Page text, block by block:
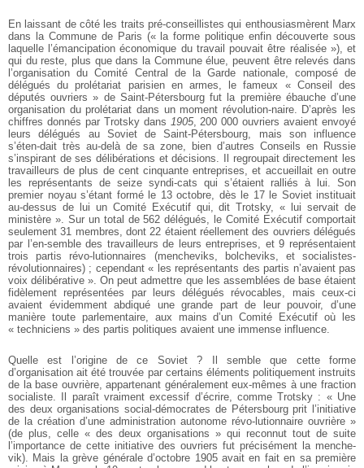
En laissant de côté les traits pré-conseillistes qui enthousiasmèrent Marx
dans la Commune de Paris (« la forme politique enfin découverte sous
laquelle l’émancipation économique du travail pouvait être réalisée »), et
qui du reste, plus que dans la Commune élue, peuvent être relevés dans
l’organisation du Comité Central de la Garde nationale, composé de
délégués du prolétariat parisien en armes, le fameux « Conseil des
députés ouvriers » de Saint-Pétersbourg fut la première ébauche d’une
organisation du prolétariat dans un moment révolution-naire. D’après les
chiffres donnés par Trotsky dans 1905, 200 000 ouvriers avaient envoyé
leurs délégués au Soviet de Saint-Pétersbourg, mais son influence
s’éten-dait très au-delà de sa zone, bien d’autres Conseils en Russie
s’inspirant de ses délibérations et décisions. Il regroupait directement les
travailleurs de plus de cent cinquante entreprises, et accueillait en outre
les représentants de seize syndi-cats qui s’étaient ralliés à lui. Son
premier noyau s’étant formé le 13 octobre, dès le 17 le Soviet instituait
au-dessus de lui un Comité Exécutif qui, dit Trotsky, « lui servait de
ministère ». Sur un total de 562 délégués, le Comité Exécutif comportait
seulement 31 membres, dont 22 étaient réellement des ouvriers délégués
par l’en-semble des travailleurs de leurs entreprises, et 9 représentaient
trois partis révo-lutionnaires (mencheviks, bolcheviks, et socialistes-
révolutionnaires) ; cependant « les représentants des partis n’avaient pas
voix délibérative ». On peut admettre que les assemblées de base étaient
fidèlement représentées par leurs délégués révocables, mais ceux-ci
avaient évidemment abdiqué une grande part de leur pouvoir, d’une
manière toute parlementaire, aux mains d’un Comité Exécutif où les
« techniciens » des partis politiques avaient une immense influence.
Quelle est l’origine de ce Soviet ? Il semble que cette forme
d’organisation ait été trouvée par certains éléments politiquement instruits
de la base ouvrière, appartenant généralement eux-mêmes à une fraction
socialiste. Il paraît vraiment excessif d’écrire, comme Trotsky : « Une
des deux organisations social-démocrates de Pétersbourg prit l’initiative
de la création d’une administration autonome révo-lutionnaire ouvrière »
(de plus, celle « des deux organisations » qui reconnut tout de suite
l’importance de cette initiative des ouvriers fut précisément la menche-
vik). Mais la grève générale d’octobre 1905 avait en fait en sa première